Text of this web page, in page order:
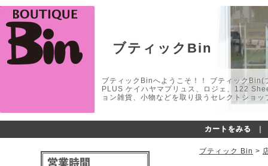
ブティックBin
ブティックBinへようこそ！！ ブティック
PLUS ケイハヤマプリュス、ロジェ、122
ョン雑貨、小物などを取り扱うセレクトショ
カートをみる
ブティック Bin >